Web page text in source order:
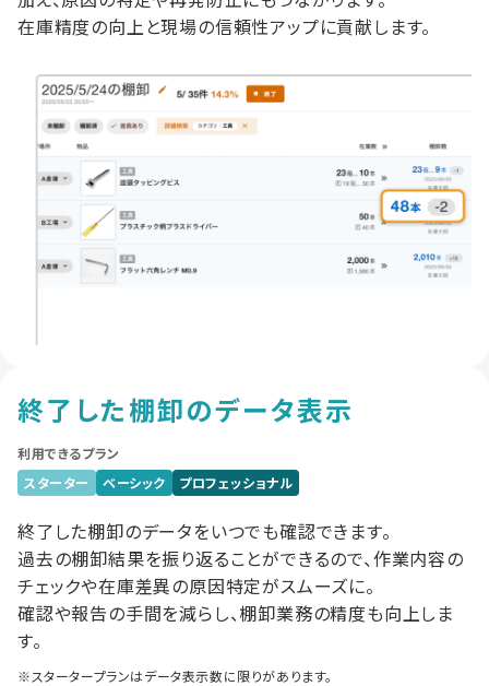
在庫精度の向上と現場の信頼性アップに貢献します。
終了した棚卸のデータ表示
利用できるプラン
スターター
ベーシック プロフェッショナル
終了した棚卸のデータをいつでも確認できます。
過去の棚卸結果を振り返ることができるので、作業内容の
チェックや在庫差異の原因特定がスムーズに。
確認や報告の手間を減らし、棚卸業務の精度も向上しま
す。
※スタータープランはデータ表示数に限りがあります。